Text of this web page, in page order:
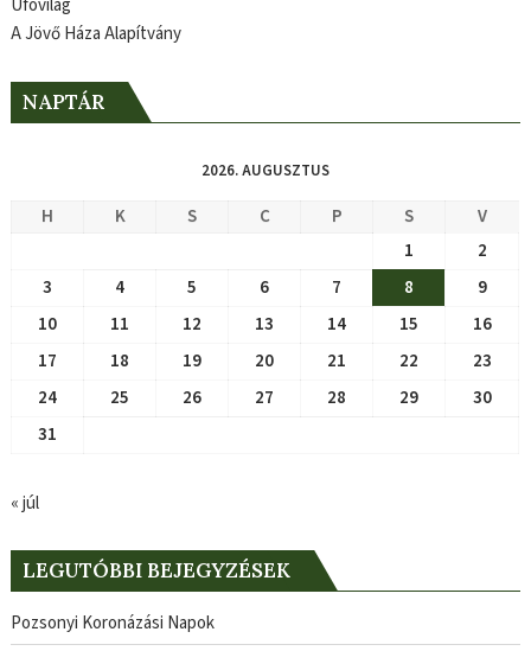
Ufóvilág
A Jövő Háza Alapítvány
NAPTÁR
2026. AUGUSZTUS
H K S C P S
V
1
2
3
4 5 6 7 8
9
10
11 12 13 14 15
16
17
18 19 20 21 22
23
24
25 26 27 28 29
30
31
« júl
LEGUTÓBBI BEJEGYZÉSEK
Pozsonyi Koronázási Napok